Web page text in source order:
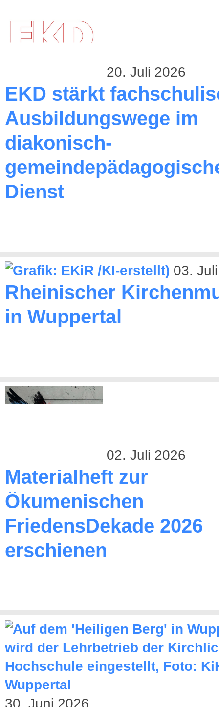
20. Juli 2026
EKD stärkt
Ausbildungswege im
diakonisch-
Dienst
03.
Rheinischer
in Wuppertal
02. Juli 2026
Materialheft zur
Ökumenischen
FriedensDekade 2026
erschienen
30. Juni 2026